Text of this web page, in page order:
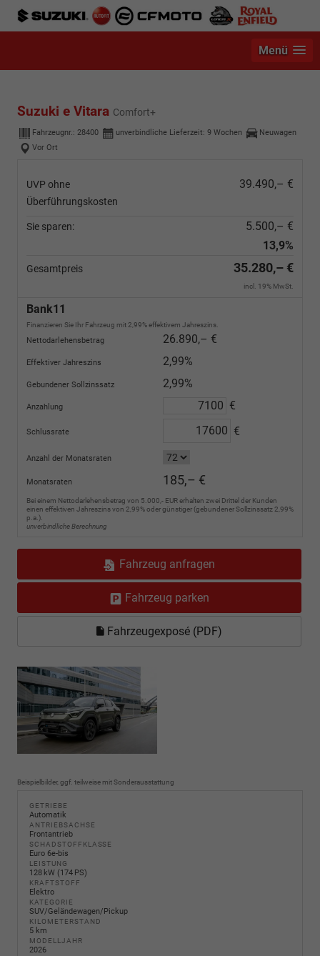
Menü
Suzuki e Vitara Comfort+
Fahrzeugnr.: 28400 unverbindliche Lieferzeit: 9 Wochen
Neuwagen
Vor Ort
UVP ohne
Überführungskosten
39.490,– €
Sie sparen:
5.500,– €
13,9%
Gesamtpreis 35.280,– €
incl. 19% MwSt.
Bank11
Finanzieren Sie Ihr Fahrzeug mit 2,99% effektivem Jahreszins.
Nettodarlehensbetrag 26.890,– €
Effektiver Jahreszins 2,99%
Gebundener Sollzinssatz 2,99%
Anzahlung €
Schlussrate €
Anzahl der Monatsraten
Monatsraten 185,– €
Bei einem Nettodarlehensbetrag von 5.000,- EUR erhalten zwei Drittel der Kunden
einen effektiven Jahreszins von 2,99% oder günstiger (gebundener Sollzinssatz 2,99%
p.a.).
unverbindliche Berechnung
Fahrzeug anfragen
Fahrzeug parken
Fahrzeugexposé (PDF)
Beispielbilder, ggf. teilweise mit Sonderausstattung
GETRIEBE
Automatik
ANTRIEBSACHSE
Frontantrieb
SCHADSTOFFKLASSE
Euro 6e-bis
LEISTUNG
128 kW (174 PS)
KRAFTSTOFF
Elektro
KATEGORIE
SUV/Geländewagen/Pickup
KILOMETERSTAND
5 km
MODELLJAHR
2026